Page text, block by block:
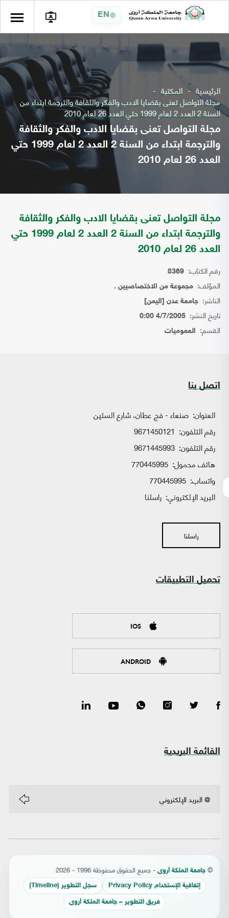
EN
الرئيسية المكتبة
مجلة التواصل تعنى بقضايا الادب والفكر والثقافة والترجمة ابتداء من
السنة 2 العدد 2 لعام 1999 حتي العدد 26 لعام 2010
مجلة التواصل تعنى بقضايا الادب والفكر والثقافة
والترجمة ابتداء من السنة 2 العدد 2 لعام 1999 حتي
العدد 26 لعام 2010
مجلة التواصل تعنى بقضايا الادب والفكر والثقافة
والترجمة ابتداء من السنة 2 العدد 2 لعام 1999 حتي
العدد 26 لعام 2010
رقم الكتاب: 8369
المؤلف: مجموعة من الاختصاصيين .
الناشر: جامعة عدن [اليمن]
تاريخ النشر: 4/7/2005 0:00
القسم: العموميات
اتصل بنا
العنوان: صنعاء - فج عطان، شارع الستين
رقم التلفون: 9671450121
رقم التلفون: 9671445993
هاتف محمول: 770445995
واتساب:
البريد الإلكتروني: راسلنا
راسلنا
تحميل التطبيقات
IOS
ANDROID
القائمة البريدية
© جامعة الملكة أروى - جميع الحقوق محفوظة 1996 - 2026
إتفاقية الإستخدام Privacy Policy سجل التطوير (Timeline)
فريق التطوير – جامعة الملكة أروى